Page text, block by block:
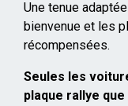
Une tenue
bienvenue et les
récompensées.
Seules les
plaque rallye